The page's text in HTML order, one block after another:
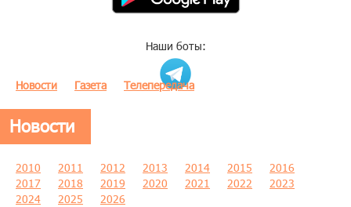
Наши боты:
Новости Газета Телепередача
Новости
2010 2011 2012 2013 2014 2015
2016
2017
2018 2019 2020 2021 2022
2023
2024
2025 2026